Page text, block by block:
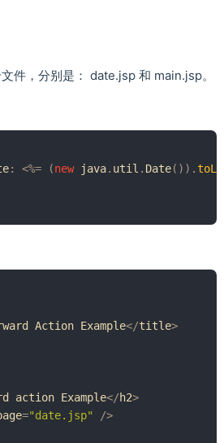
件，分别是： date.jsp 和 main.jsp。
: <%= (new java. util . Date( ) ) .
Action Example</title>
action Example</h2>
="date.jsp" />